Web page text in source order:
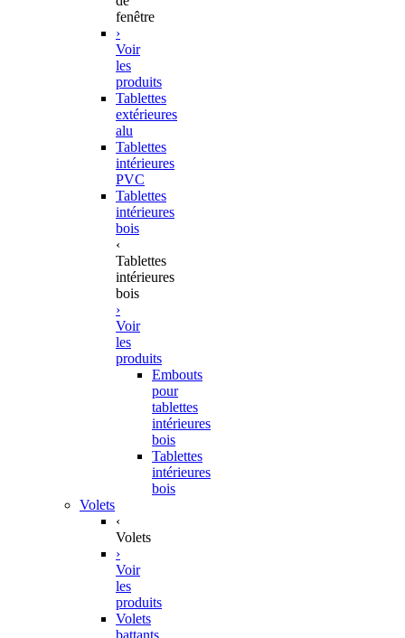
fenêtre
›
Voir
les
produits
Tablettes
extérieures
alu
Tablettes
intérieures
PVC
Tablettes
intérieures
bois
‹
Tablettes
intérieures
bois
›
Voir
les
produits
Embouts
pour
tablettes
intérieures
bois
Tablettes
intérieures
bois
Volets
‹
Volets
›
Voir
les
produits
Volets
battants